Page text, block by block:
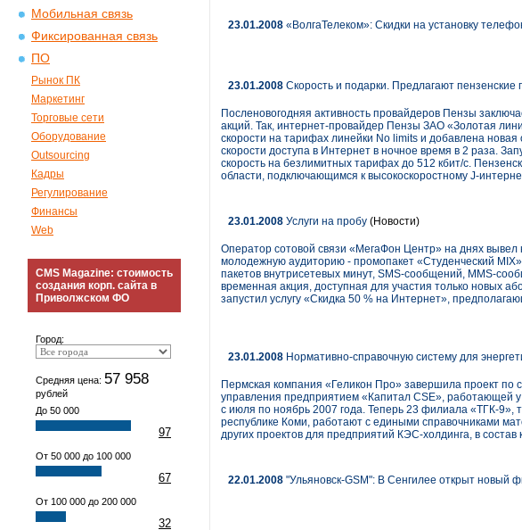
Мобильная связь
Фиксированная связь
ПО
Рынок ПК
Маркетинг
Торговые сети
Оборудование
Outsourcing
Кадры
Регулирование
Финансы
Web
CMS Magazine: стоимость
создания корп. сайта в
Приволжском ФО
Город:
Средняя цена: 57 958
рублей
До 50 000
97
От 50 000 до 100 000
67
От 100 000 до 200 000
32
23.01.2008 «ВолгаТелеком»: Скидки на установку
23.01.2008 Скорость и подарки. Предлагают пензенские
Посленовогодняя активность провайдеров Пензы
акций. Так, интернет-провайдер Пензы ЗАО «Золотая
скорости на тарифах линейки No limits и добавлена
скорости доступа в Интернет в ночное время в 2 раза.
скорость на безлимитных тарифах до 512 кбит/с.
области, подключающимся к высокоскоростному J-
23.01.2008 Услуги на пробу (Новости)
Оператор сотовой связи «МегаФон Центр» на днях
молодежную аудиторию - промопакет «Студенческий
пакетов внутрисетевых минут, SMS-сообщений, MMS-
временная акция, доступная для участия только новых
запустил услугу «Скидка 50 % на Интернет»,
23.01.2008 Нормативно-справочную систему для
Пермская компания «Геликон Про» завершила проект
управления предприятием «Капитал CSE», работающей у
с июля по ноябрь 2007 года. Теперь 23 филиала «ТГК-9»,
республике Коми, работают с едиными справочниками
других проектов для предприятий КЭС-холдинга, в состав
22.01.2008 "Ульяновск-GSM": В Сенгилее открыт